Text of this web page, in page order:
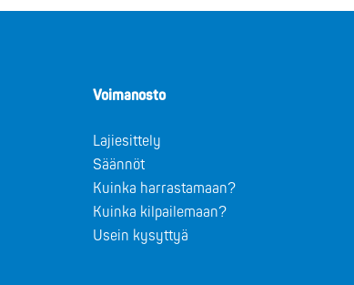
Voimanosto
Lajiesittely
Säännöt
Kuinka harrastamaan?
Kuinka kilpailemaan?
Usein kysyttyä